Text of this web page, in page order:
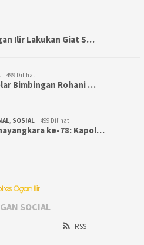
Ilir Lakukan Giat S…
499 Dilihat
Bimbingan Rohani …
SOSIAL 499 Dilihat
ke-78: Kapol…
SOCIAL
RSS